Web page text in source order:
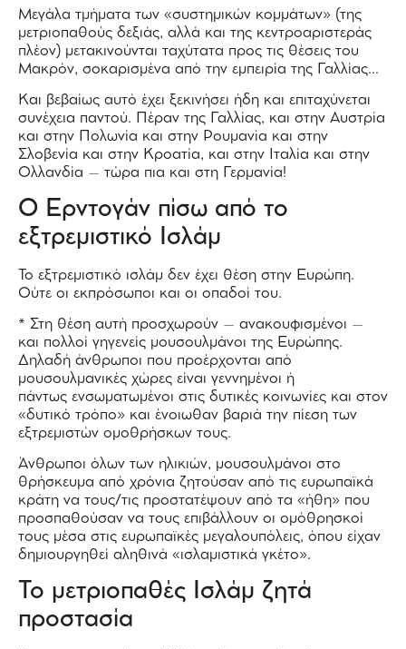
Μεγάλα τμήματα των «συστημικών κομμάτων» (της
μετριοπαθούς δεξιάς, αλλά και της κεντροαριστεράς
πλέον) μετακινούνται ταχύτατα προς τις θέσεις του
Μακρόν, σοκαρισμένα από την εμπειρία της Γαλλίας…
Και βεβαίως αυτό έχει ξεκινήσει ήδη και επιταχύνεται
συνέχεια παντού. Πέραν της Γαλλίας, και στην Αυστρία
και στην Πολωνία και στην Ρουμανία και στην
Σλοβενία και στην Κροατία, και στην Ιταλία και στην
Ολλανδία – τώρα πια και στη Γερμανία!
Ο Ερντογάν πίσω από το
εξτρεμιστικό Ισλάμ
Το εξτρεμιστικό ισλάμ δεν έχει θέση στην Ευρώπη.
Ούτε οι εκπρόσωποι και οι οπαδοί του.
* Στη θέση αυτή προσχωρούν – ανακουφισμένοι –
και πολλοί γηγενείς μουσουλμάνοι της Ευρώπης.
Δηλαδή άνθρωποι που προέρχονται από
μουσουλμανικές χώρες είναι γεννημένοι ή
πάντως ενσωματωμένοι στις δυτικές κοινωνίες και στον
«δυτικό τρόπο» και ένοιωθαν βαριά την πίεση των
εξτρεμιστών ομοθρήσκων τους.
Άνθρωποι όλων των ηλικιών, μουσουλμάνοι στο
θρήσκευμα από χρόνια ζητούσαν από τις ευρωπαϊκά
κράτη να τους/τις προστατέψουν από τα «ήθη» που
προσπαθούσαν να τους επιβάλλουν οι ομόθρησκοί
τους μέσα στις ευρωπαϊκές μεγαλουπόλεις, όπου είχαν
δημιουργηθεί αληθινά «ισλαμιστικά γκέτο».
Το μετριοπαθές Ισλάμ ζητά
προστασία